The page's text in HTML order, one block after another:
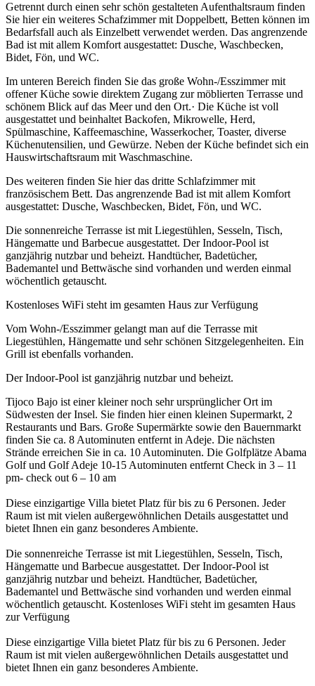
Getrennt durch einen sehr schön gestalteten Aufenthaltsraum finden
Sie hier ein weiteres Schafzimmer mit Doppelbett, Betten können im
Bedarfsfall auch als Einzelbett verwendet werden. Das angrenzende
Bad ist mit allem Komfort ausgestattet: Dusche, Waschbecken,
Bidet, Fön, und WC.
Im unteren Bereich finden Sie das große Wohn-/Esszimmer mit
offener Küche sowie direktem Zugang zur möblierten Terrasse und
schönem Blick auf das Meer und den Ort.· Die Küche ist voll
ausgestattet und beinhaltet Backofen, Mikrowelle, Herd,
Spülmaschine, Kaffeemaschine, Wasserkocher, Toaster, diverse
Küchenutensilien, und Gewürze. Neben der Küche befindet sich ein
Hauswirtschaftsraum mit Waschmaschine.
Des weiteren finden Sie hier das dritte Schlafzimmer mit
französischem Bett. Das angrenzende Bad ist mit allem Komfort
ausgestattet: Dusche, Waschbecken, Bidet, Fön, und WC.
Die sonnenreiche Terrasse ist mit Liegestühlen, Sesseln, Tisch,
Hängematte und Barbecue ausgestattet. Der Indoor-Pool ist
ganzjährig nutzbar und beheizt. Handtücher, Badetücher,
Bademantel und Bettwäsche sind vorhanden und werden einmal
wöchentlich getauscht.
Kostenloses WiFi steht im gesamten Haus zur Verfügung
Vom Wohn-/Esszimmer gelangt man auf die Terrasse mit
Liegestühlen, Hängematte und sehr schönen Sitzgelegenheiten. Ein
Grill ist ebenfalls vorhanden.
Der Indoor-Pool ist ganzjährig nutzbar und beheizt.
Tijoco Bajo ist einer kleiner noch sehr ursprünglicher Ort im
Südwesten der Insel. Sie finden hier einen kleinen Supermarkt, 2
Restaurants und Bars. Große Supermärkte sowie den Bauernmarkt
finden Sie ca. 8 Autominuten entfernt in Adeje. Die nächsten
Strände erreichen Sie in ca. 10 Autominuten. Die Golfplätze Abama
Golf und Golf Adeje 10-15 Autominuten entfernt Check in 3 – 11
pm- check out 6 – 10 am
Diese einzigartige Villa bietet Platz für bis zu 6 Personen. Jeder
Raum ist mit vielen außergewöhnlichen Details ausgestattet und
bietet Ihnen ein ganz besonderes Ambiente.
Die sonnenreiche Terrasse ist mit Liegestühlen, Sesseln, Tisch,
Hängematte und Barbecue ausgestattet. Der Indoor-Pool ist
ganzjährig nutzbar und beheizt. Handtücher, Badetücher,
Bademantel und Bettwäsche sind vorhanden und werden einmal
wöchentlich getauscht. Kostenloses WiFi steht im gesamten Haus
zur Verfügung
Diese einzigartige Villa bietet Platz für bis zu 6 Personen. Jeder
Raum ist mit vielen außergewöhnlichen Details ausgestattet und
bietet Ihnen ein ganz besonderes Ambiente.